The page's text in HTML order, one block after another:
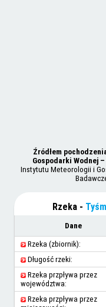
Źródłem
Gospodarki Wodnej
Instytutu Meteorologii i
Rzeka -
Dane
Rzeka (zbiornik):
Długość rzeki:
Rzeka przpływa przez
województwa:
Rzeka przpływa przez